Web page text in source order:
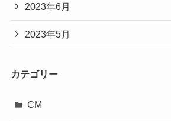
2023年6月
2023年5月
カテゴリー
CM